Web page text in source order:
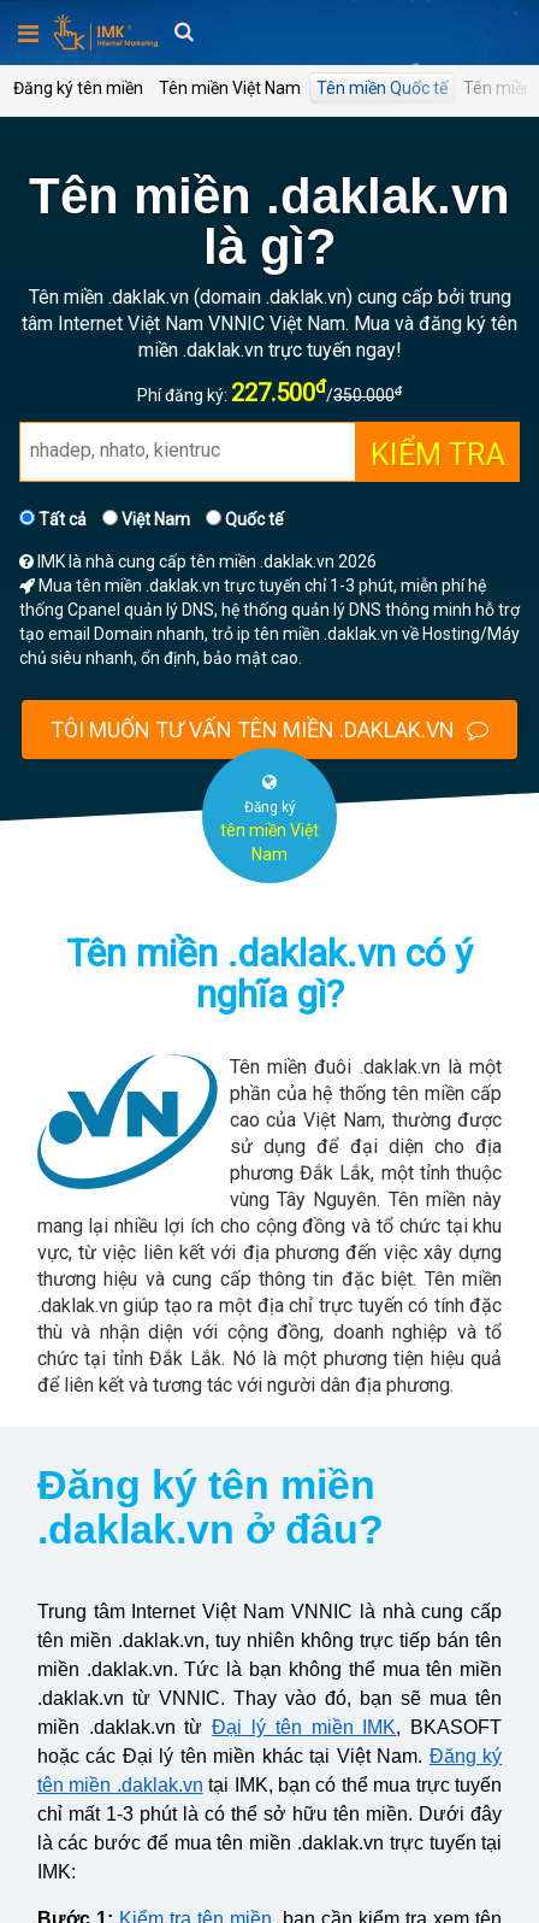
Trang
kế
web
Marketing
Server
Thêm
Đăng ký tên miền Tên miền Việt Nam Tên miền Quốc tế Tên miền
Tên miền .daklak.vn
là gì?
Tên miền .daklak.vn (domain .daklak.vn) cung cấp bởi trung
tâm Internet Việt Nam VNNIC Việt Nam. Mua và đăng ký tên
miền .daklak.vn trực tuyến ngay!
Phí đăng ký: 227.500đ/350.000đ
KIỂM TRA
Tất cả Việt Nam Quốc tế
IMK là nhà cung cấp tên miền .daklak.vn 2026
Mua tên miền .daklak.vn trực tuyến chỉ 1-3 phút, miễn phí hệ
thống Cpanel quản lý DNS, hệ thống quản lý DNS thông minh hỗ trợ
tạo email Domain nhanh, trỏ ip tên miền .daklak.vn về Hosting/Máy
chủ siêu nhanh, ổn định, bảo mật cao.
Đăng ký
tên miền Việt
Nam
Tên miền .daklak.vn có ý
nghĩa gì?
Tên miền đuôi .daklak.vn là một
phần của hệ thống tên miền cấp
cao của Việt Nam, thường được
sử dụng để đại diện cho địa
phương Đắk Lắk, một tỉnh thuộc
vùng Tây Nguyên. Tên miền này
mang lại nhiều lợi ích cho cộng đồng và tổ chức tại khu
vực, từ việc liên kết với địa phương đến việc xây dựng
thương hiệu và cung cấp thông tin đặc biệt. Tên miền
.daklak.vn giúp tạo ra một địa chỉ trực tuyến có tính đặc
thù và nhận diện với cộng đồng, doanh nghiệp và tổ
chức tại tỉnh Đắk Lắk. Nó là một phương tiện hiệu quả
để liên kết và tương tác với người dân địa phương.
Đăng ký tên miền
.daklak.vn ở đâu?
Trung tâm Internet Việt Nam VNNIC là nhà cung cấp
tên miền .daklak.vn, tuy nhiên không trực tiếp bán tên
miền .daklak.vn. Tức là bạn không thể mua tên miền
.daklak.vn từ VNNIC. Thay vào đó, bạn sẽ mua tên
miền .daklak.vn từĐại lý tên miền IMK, BKASOFT
hoặc các Đại lý tên miền khác tại Việt Nam. Đăng ký
tên miền .daklak.vn tại IMK, bạn có thể mua trực tuyến
chỉ mất 1-3 phút là có thể sở hữu tên miền. Dưới đây
là các bước để mua tên miền .daklak.vn trực tuyến tại
IMK: